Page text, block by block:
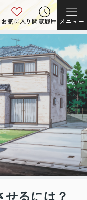
お気に入り閲覧履歴 メニュー
せるには？